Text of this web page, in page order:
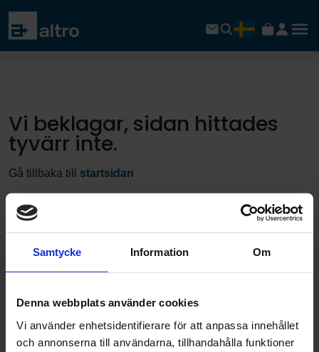
Samtycke Information Om
Denna webbplats använder cookies
Vi använder enhetsidentifierare för att anpassa innehållet
och annonserna till användarna, tillhandahålla funktioner
Vi beklagar, sidan hittades
tyvärr inte.
Gå tillbaka till startsidan